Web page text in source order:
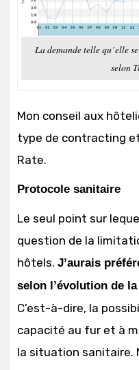
La demande telle qu’elle
selon
Mon conseil aux
type de contracting
Rate.
Protocole sanitaire
Le seul point sur
question de la
hôtels. J’aurais
selon l’évolution de
C’est-à-dire, la
capacité au fur et à
la situation sanitaire.